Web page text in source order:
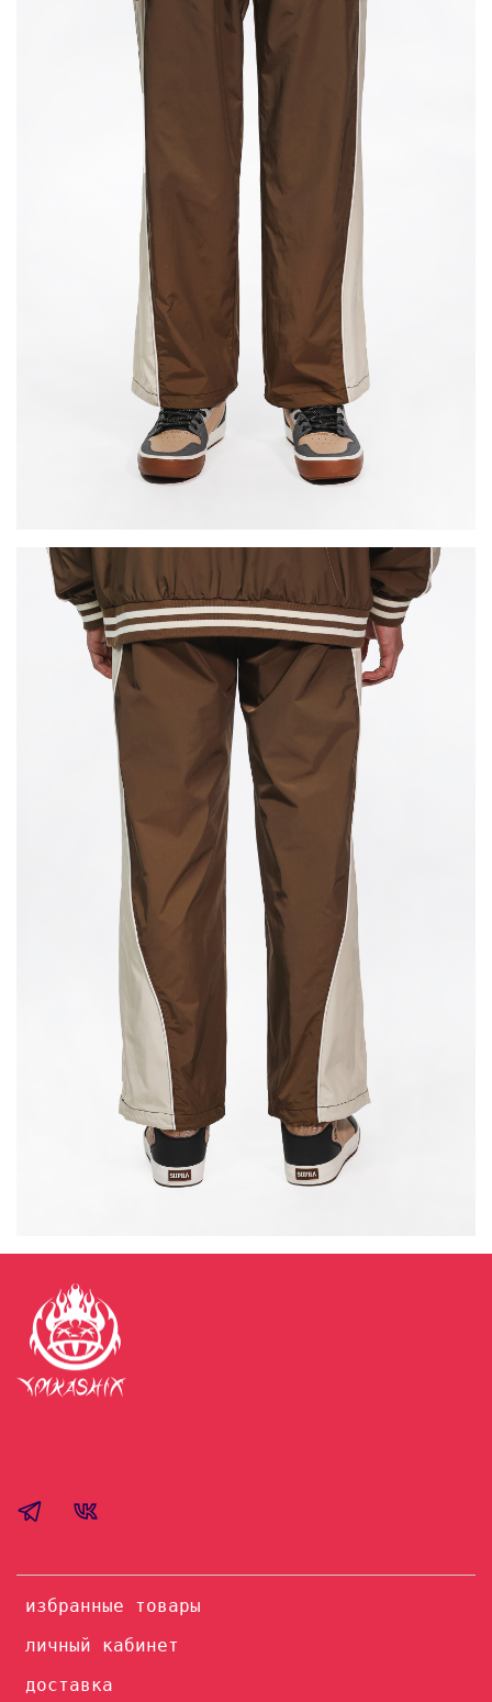
избранные товары
личный кабинет
доставка